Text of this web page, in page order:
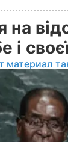
на
і
материал